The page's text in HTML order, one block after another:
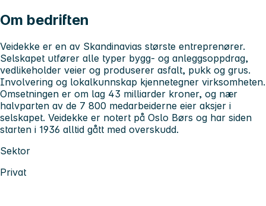
Om bedriften
Veidekke er en av Skandinavias største entreprenører.
Selskapet utfører alle typer bygg- og anleggsoppdrag,
vedlikeholder veier og produserer asfalt, pukk og grus.
Involvering og lokalkunnskap kjennetegner virksomheten.
Omsetningen er om lag 43 milliarder kroner, og nær
halvparten av de 7 800 medarbeiderne eier aksjer i
selskapet. Veidekke er notert på Oslo Børs og har siden
starten i 1936 alltid gått med overskudd.
Sektor
Privat